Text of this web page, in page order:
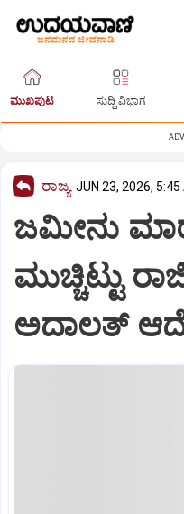
ಮುಖಪುಟ ಸುದ್ದಿ ವಿಭಾಗ
ರಾಜ್ಯ JUN 23, 2026, 5:45
ಜಮೀನು
ಮುಚ್ಚಿಟ್ಟು
ಅದಾಲತ್‌